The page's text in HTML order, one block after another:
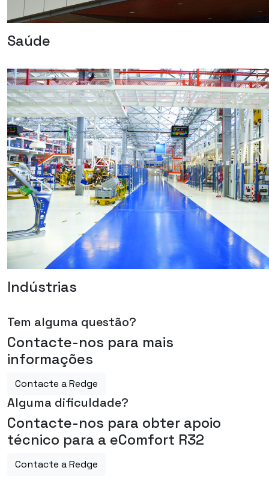
Saúde
Indústrias
Tem alguma questão?
Contacte-nos para mais
informações
Contacte a Redge
Alguma dificuldade?
Contacte-nos para obter apoio
técnico para a eComfort R32
Contacte a Redge